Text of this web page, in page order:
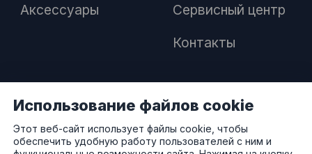
Аксессуары
Сервисный центр
Контакты
ПАРТНЕРАМ
Использование файлов cookie
Этот веб-сайт использует файлы cookie, чтобы
обеспечить удобную работу пользователей с ним и